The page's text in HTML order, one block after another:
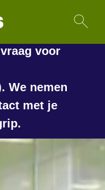
voor
We nemen
met je